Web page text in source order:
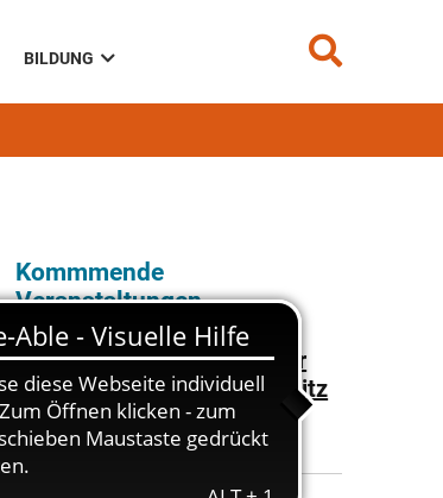
BILDUNG
Kommmende
Veranstaltungen
Über-Land-Präventionstour
der Polizeidirektion Chemnitz
11.08.2026
Marktplatz Flöha